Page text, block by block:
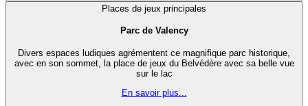
Places de jeux principales
Parc de Valency
Divers espaces ludiques agrémentent ce magnifique parc historique,
avec en son sommet, la place de jeux du Belvédère avec sa belle vue
sur le lac
En savoir plus...